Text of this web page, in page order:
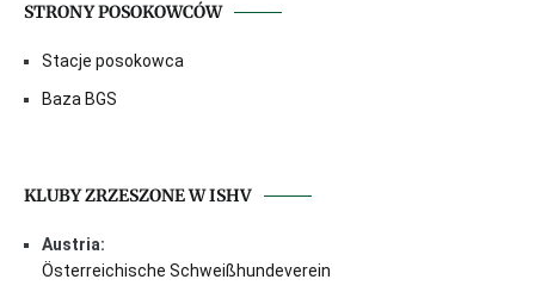
STRONY POSOKOWCÓW
Stacje posokowca
Baza BGS
KLUBY ZRZESZONE W ISHV
Austria:
Österreichische Schweißhundeverein